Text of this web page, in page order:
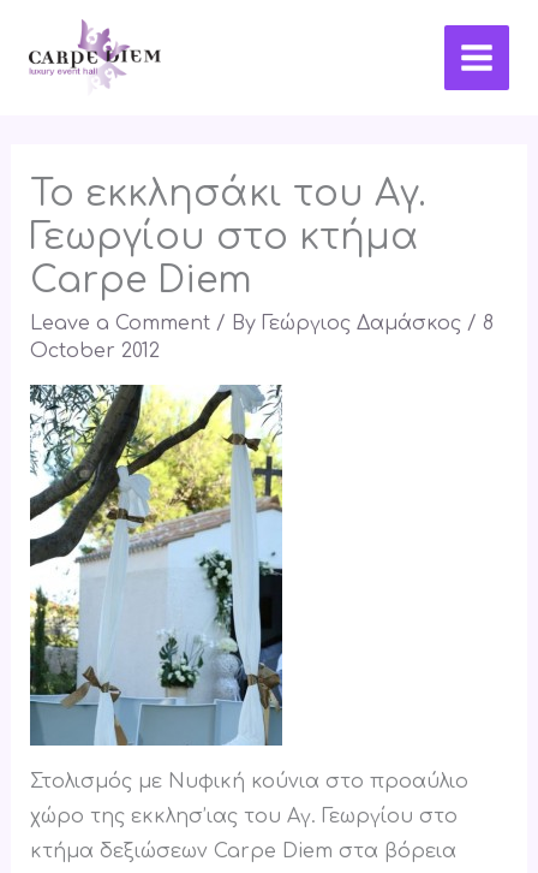
Main
Το εκκλησάκι του Αγ.
Γεωργίου στο κτήμα
Carpe Diem
Leave a Comment / By Γεώργιος Δαμάσκος / 8
October 2012
Στολισμός με Νυφική κούνια στο προαύλιο
χώρο της εκκλησ’ιας του Αγ. Γεωργίου στο
κτήμα δεξιώσεων Carpe Diem στα βόρεια